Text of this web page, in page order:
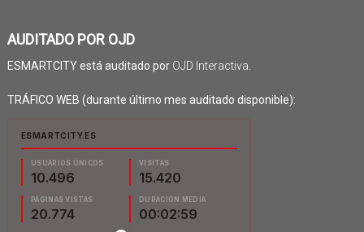
AUDITADO POR OJD
ESMARTCITY está auditado por OJD Interactiva
TRÁFICO WEB (durante último mes auditado disponible):